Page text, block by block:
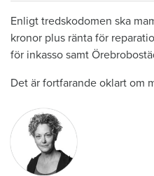
Enligt tredskodomen ska
kronor plus ränta för
för inkasso samt
Det är fortfarande oklart om